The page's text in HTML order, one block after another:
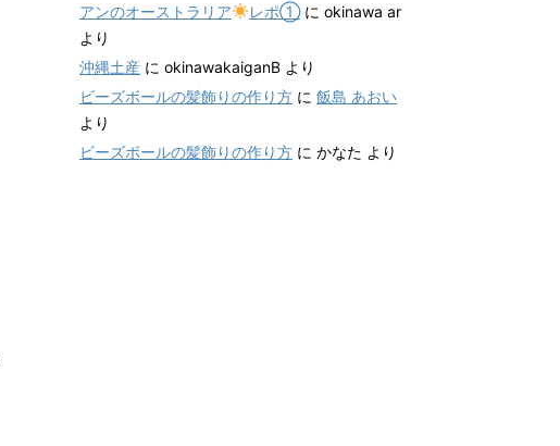
アンのオーストラリア
レポ①に okinawa ar
より
沖縄土産 に okinawakaiganB より
ビーズボールの髪飾りの作り方 に 飯島 あおい
より
ビーズボールの髪飾りの作り方 に かなた より